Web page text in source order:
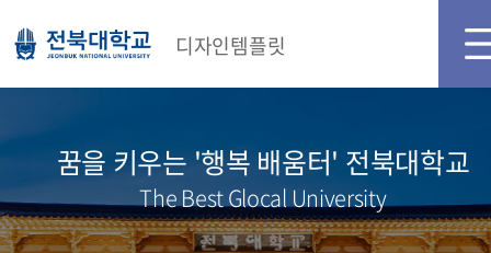
디자인템플릿
꿈을 키우는 '행복 배움터' 전북대학교
The Best Glocal University